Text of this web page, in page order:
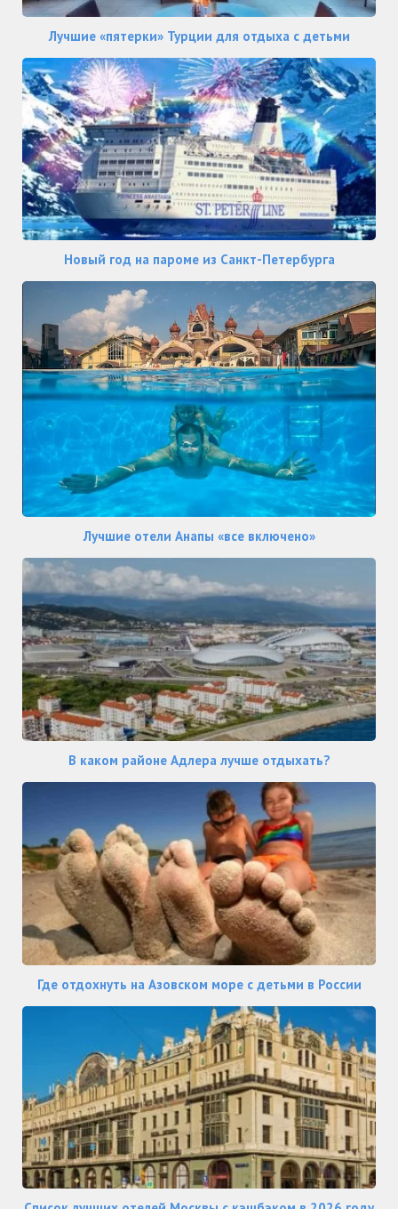
Лучшие «пятерки» Турции для отдыха с детьми
Новый год на пароме из Санкт-Петербурга
Лучшие отели Анапы «все включено»
В каком районе Адлера лучше отдыхать?
Где отдохнуть на Азовском море с детьми в России